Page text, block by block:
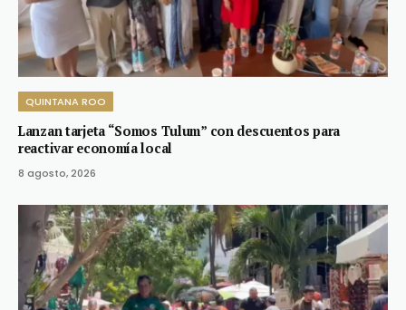
QUINTANA ROO
Lanzan tarjeta “Somos Tulum” con descuentos para
reactivar economía local
8 agosto, 2026